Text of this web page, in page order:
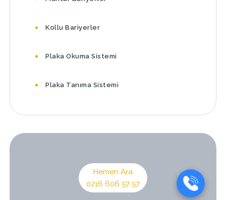
Kollu Bariyerler
Plaka Okuma Sistemi
Plaka Tanıma Sistemi
Hemen Ara
0216 606 57 57